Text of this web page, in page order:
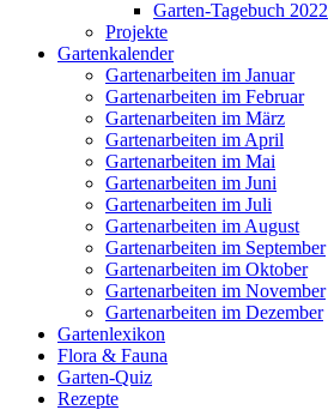
Garten-Tagebuch 2022
Projekte
Gartenkalender
Gartenarbeiten im Januar
Gartenarbeiten im Februar
Gartenarbeiten im März
Gartenarbeiten im April
Gartenarbeiten im Mai
Gartenarbeiten im Juni
Gartenarbeiten im Juli
Gartenarbeiten im August
Gartenarbeiten im September
Gartenarbeiten im Oktober
Gartenarbeiten im November
Gartenarbeiten im Dezember
Gartenlexikon
Flora & Fauna
Garten-Quiz
Rezepte